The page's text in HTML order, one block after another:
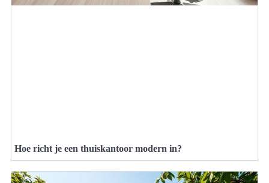
Hoe richt je een thuiskantoor modern in?